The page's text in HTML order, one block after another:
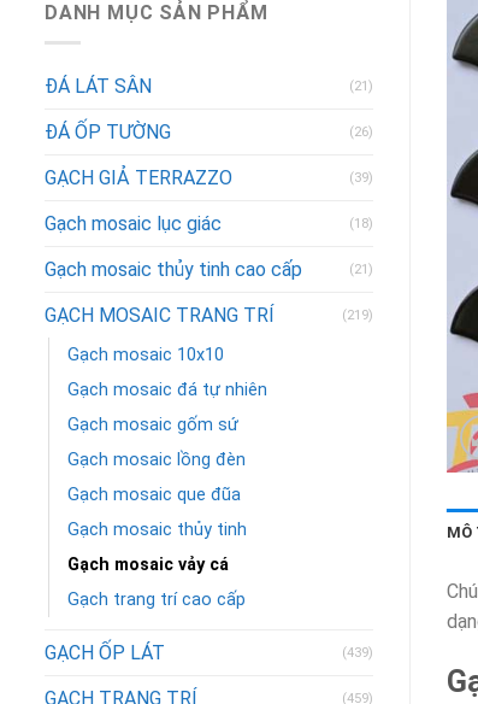
DANH MỤC SẢN PHẨM
ĐÁ LÁT SÂN (21)
ĐÁ ỐP TƯỜNG (26)
GẠCH GIẢ TERRAZZO (39)
Gạch mosaic lục giác (18)
Gạch mosaic thủy tinh cao cấp (21)
GẠCH MOSAIC TRANG TRÍ (219)
Gạch mosaic 10x10
Gạch mosaic đá tự nhiên
Gạch mosaic gốm sứ
Gạch mosaic lồng đèn
Gạch mosaic que đũa
Gạch mosaic thủy tinh
Gạch mosaic vảy cá
Gạch trang trí cao cấp
GẠCH ỐP LÁT (439)
GẠCH TRANG TRÍ (459)
MÔ